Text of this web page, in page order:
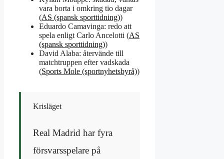
vara borta i omkring tio dagar
(AS (spansk sporttidning))
Eduardo Camavinga: redo att
spela enligt Carlo Ancelotti (AS
(spansk sporttidning))
David Alaba: återvände till
matchtruppen efter vadskada
(Sports Mole (sportnyhetsbyrå))
Krisläget
Real Madrid har fyra
försvarsspelare på